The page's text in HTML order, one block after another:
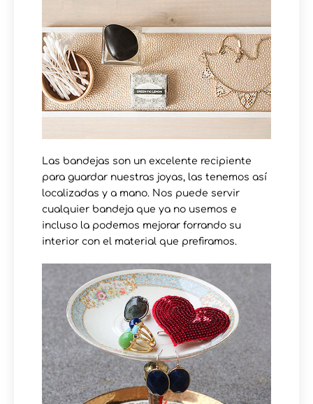
Las bandejas son un excelente recipiente
para guardar nuestras joyas, las tenemos así
localizadas y a mano. Nos puede servir
cualquier bandeja que ya no usemos e
incluso la podemos mejorar forrando su
interior con el material que prefiramos.